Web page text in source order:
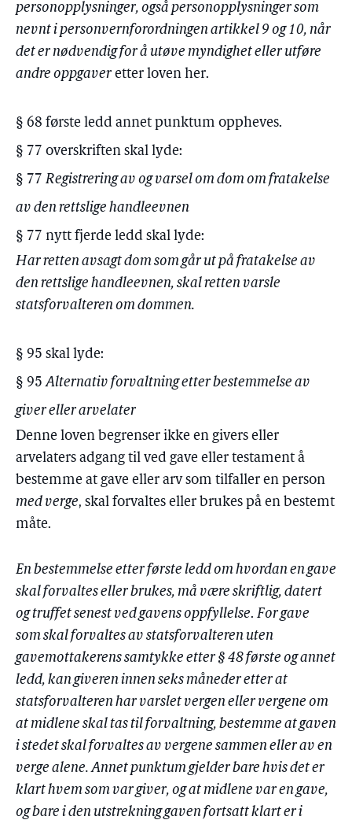
personopplysninger, også personopplysninger som
nevnt i personvernforordningen artikkel 9 og 10, når
det er nødvendig for å utøve myndighet eller utføre
andre oppgaver etter loven her.
§ 68 første ledd annet punktum oppheves.
§ 77 overskriften skal lyde:
§ 77 Registrering av og varsel om dom om fratakelse
av den rettslige handleevnen
§ 77 nytt fjerde ledd skal lyde:
Har retten avsagt dom som går ut på fratakelse av
den rettslige handleevnen, skal retten varsle
statsforvalteren om dommen.
§ 95 skal lyde:
§ 95Alternativ forvaltning etter bestemmelse av
giver eller arvelater
Denne loven begrenser ikke en givers eller
arvelaters adgang til ved gave eller testament å
bestemme at gave eller arv som tilfaller en person
med verge, skal forvaltes eller brukes på en bestemt
måte.
En bestemmelse etter første ledd om hvordan en gave
skal forvaltes eller brukes, må være skriftlig, datert
og truffet senest ved gavens oppfyllelse. For gave
som skal forvaltes av statsforvalteren uten
gavemottakerens samtykke etter § 48 første og annet
ledd, kan giveren innen seks måneder etter at
statsforvalteren har varslet vergen eller vergene om
at midlene skal tas til forvaltning, bestemme at gaven
i stedet skal forvaltes av vergene sammen eller av en
verge alene. Annet punktum gjelder bare hvis det er
klart hvem som var giver, og at midlene var en gave,
og bare i den utstrekning gaven fortsatt klart er i